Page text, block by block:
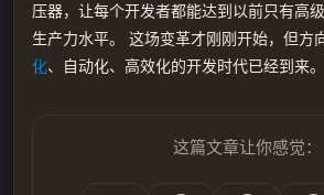
压器，让每个开发者都能达到以前只有高
生产力水平。 这场变革才刚刚开始，但方
化、自动化、高效化的开发时代已经到来。
这篇文章让你感觉：